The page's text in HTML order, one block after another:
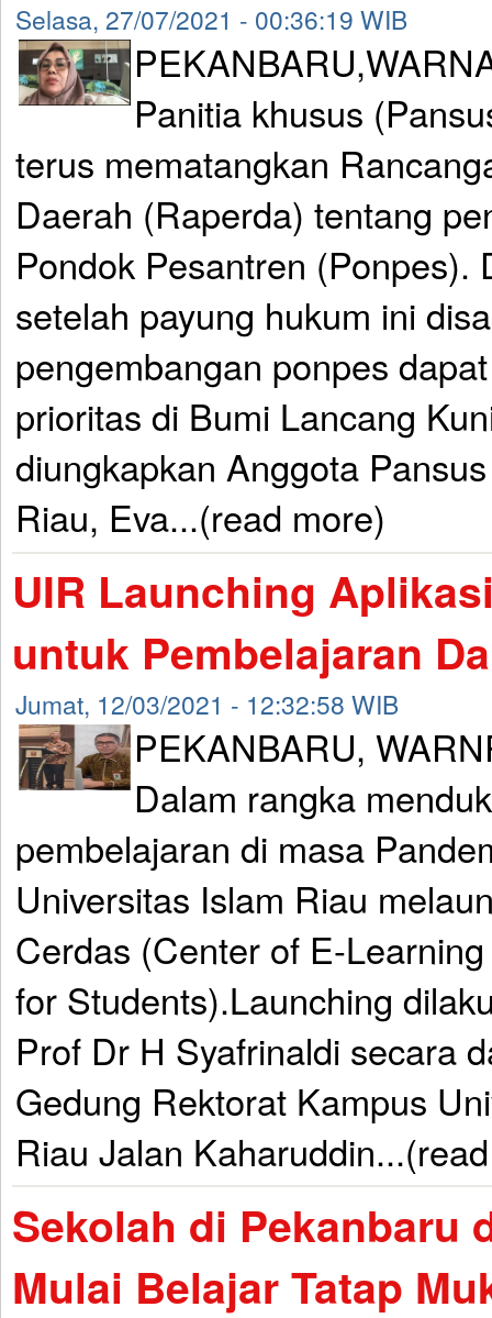
Selasa, 27/07/2021 - 00:36:19 WIB
Panitia khusus
terus mematangkan
Daerah (Raperda) tentang
Pondok Pesantren (Ponpes).
setelah payung hukum ini
pengembangan ponpes
prioritas di Bumi Lancang
diungkapkan Anggota
Riau, Eva...(read more)
UIR Launching
untuk Pembelajaran
Jumat, 12/03/2021 - 12:32:58 WIB
PEKANBARU,
Dalam rangka
pembelajaran di masa
Universitas Islam Riau
Cerdas (Center of E-
for Students).Launching
Prof Dr H Syafrinaldi secara
Gedung Rektorat Kampus
Riau Jalan
Sekolah di Pekanbaru
Mulai Belajar Tatap